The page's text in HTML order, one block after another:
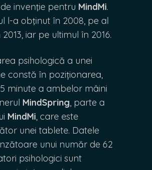
invenţie pentru MindMi.
l-a obţinut în 2008, pe al
iar pe ultimul în 2016.
psihologică a unei
constă în poziționarea,
minute a ambelor mâini
MindSpring, parte a
MindMi, care este
unei tablete. Datele
unui număr de 62
psihologici sunt